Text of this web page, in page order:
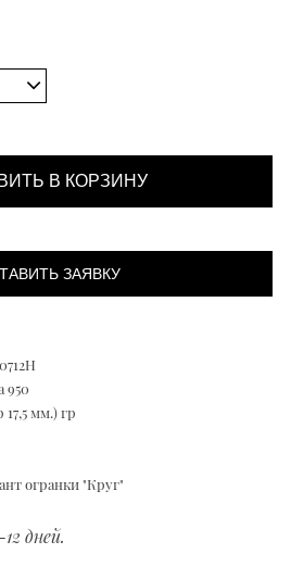
В КОРЗИНУ
ЗАЯВКУ
950
17,5 мм.) гр
огранки "Круг"
дней.